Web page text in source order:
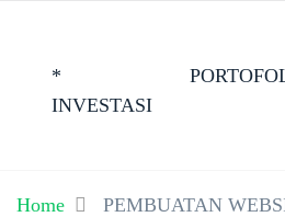
*
INVESTASI
Home PEMBUATAN